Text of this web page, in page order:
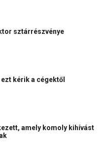
sztárrészvénye
kérik a cégektől
amely komoly kihívást